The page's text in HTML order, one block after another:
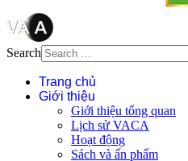
Search
Trang chủ
Giới thiệu
Giới thiệu tổng quan
Lịch sử VACA
Hoạt động
Sách và ấn phẩm